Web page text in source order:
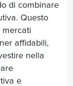
di combinare
Questo
mercati
affidabili,
nella
e